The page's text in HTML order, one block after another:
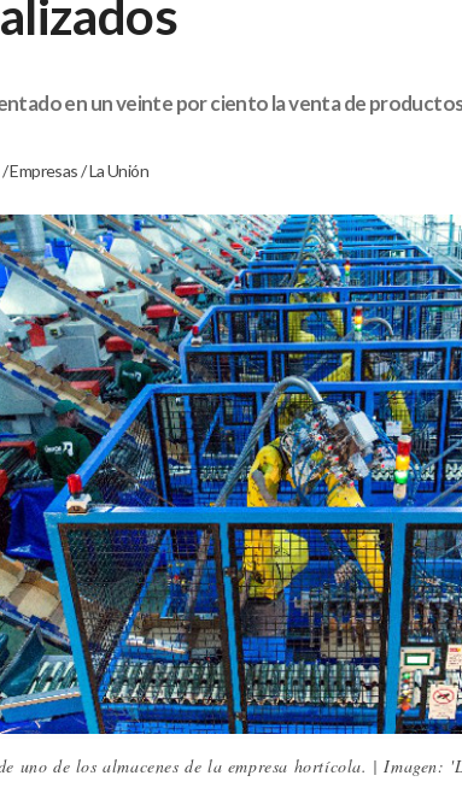
en un veinte por ciento la venta de
/Empresas/La Unión
uno de los almacenes de la empresa hortícola. | Imagen: